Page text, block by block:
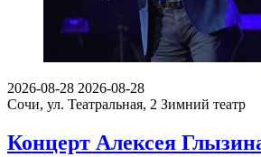
2026-08-28 2026-08-28
Сочи, ул. Театральная, 2 Зимний театр
Концерт Алексея